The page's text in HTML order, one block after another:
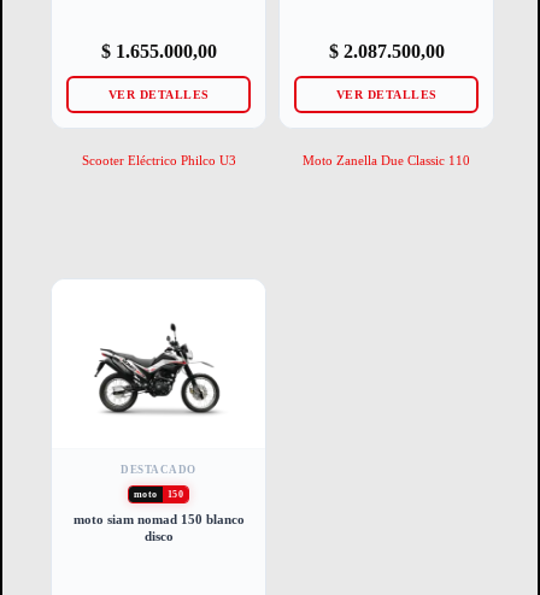
$1.655.000,00
VER DETALLES
Scooter Eléctrico Philco U3
$2.087.500,00
VER DETALLES
Moto Zanella Due Classic 110
DESTACADO
moto 150
moto siam nomad 150 blanco
disco